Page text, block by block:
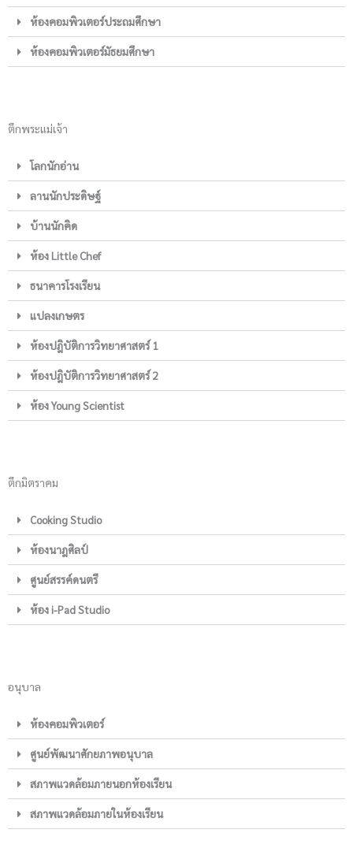
ห้องคอมพิวเตอร์ประถมศึกษา
ห้องคอมพิวเตอร์มัธยมศึกษา
ตึกพระแม่เจ้า
โลกนักอ่าน
ลานนักประดิษฐ์
บ้านนักคิด
ห้อง Little Chef
ธนาคารโรงเรียน
แปลงเกษตร
ห้องปฎิบัติการวิทยาศาสตร์ 1
ห้องปฎิบัติการวิทยาศาสตร์ 2
ห้อง Young Scientist
ตึกมิตราคม
Cooking Studio
ห้องนาฎศิลป์
ศูนย์สรรค์ดนตรี
ห้อง i-Pad Studio
อนุบาล
ห้องคอมพิวเตอร์
ศูนย์พัฒนาศักยภาพอนุบาล
สภาพแวดล้อมภายนอกห้องเรียน
สภาพแวดล้อมภายในห้องเรียน